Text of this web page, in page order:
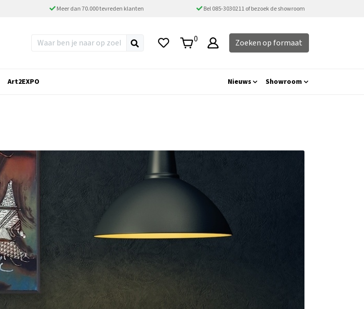
Meer dan 70.000 tevreden klanten Bel 085-3030211 of bezoek de showroom
0 Zoeken op formaat
Art2EXPO Nieuws Showroom